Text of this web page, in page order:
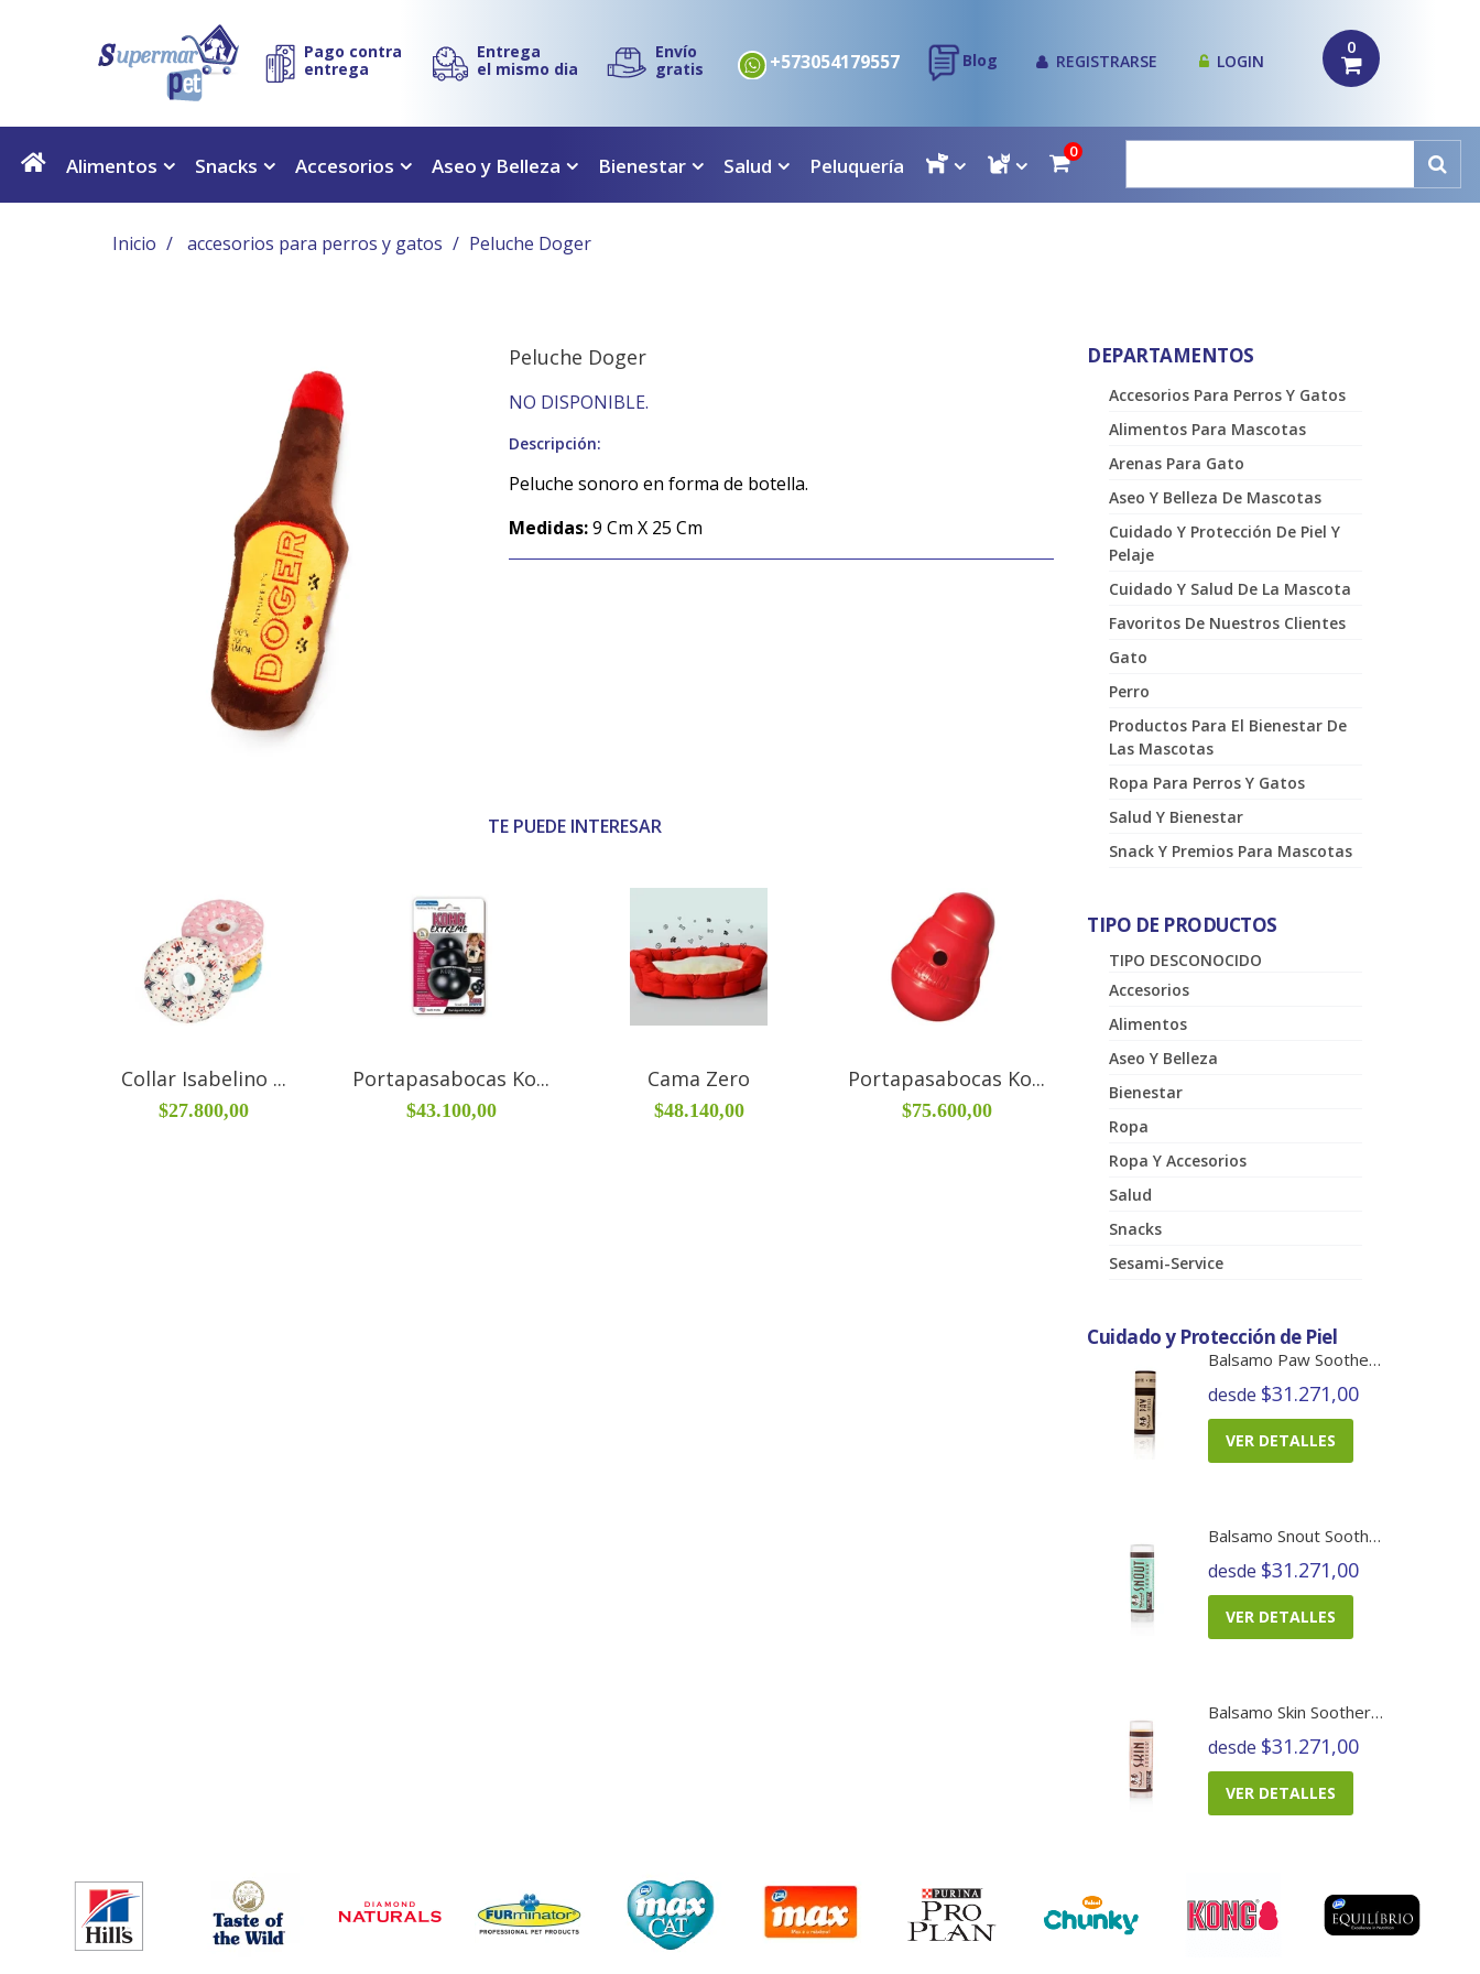
Pago contra
entrega
Entrega
el mismo dia
Envío
gratis
+573054179557 Blog
0
REGISTRARSE LOGIN
Alimentos Snacks Accesorios Aseo y Belleza Bienestar Salud Peluquería
0
Inicio accesorios para perros y gatos Peluche Doger
Peluche Doger
NO DISPONIBLE.
Descripción:
Peluche sonoro en forma de botella.
Medidas:9 Cm X 25 Cm
TE PUEDE INTERESAR
Collar Isabelino ...
$27.800,00
Portapasabocas Ko...
$43.100,00
Cama Zero
$48.140,00
Portapasabocas Ko...
$75.600,00
DEPARTAMENTOS
Accesorios Para Perros Y Gatos
Alimentos Para Mascotas
Arenas Para Gato
Aseo Y Belleza De Mascotas
Cuidado Y Protección De Piel Y
Pelaje
Cuidado Y Salud De La Mascota
Favoritos De Nuestros Clientes
Gato
Perro
Productos Para El Bienestar De
Las Mascotas
Ropa Para Perros Y Gatos
Salud Y Bienestar
Snack Y Premios Para Mascotas
TIPO DE PRODUCTOS
TIPO DESCONOCIDO
Accesorios
Alimentos
Aseo Y Belleza
Bienestar
Ropa
Ropa Y Accesorios
Salud
Snacks
Sesami-Service
Cuidado y Protección de Piel
Balsamo Paw Soother Barra
desde $31.271,00
VER DETALLES
Balsamo Snout Soother
desde $31.271,00
VER DETALLES
Balsamo Skin Soother Barra
desde $31.271,00
VER DETALLES